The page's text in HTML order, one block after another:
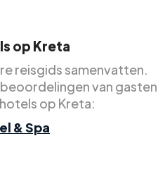
op Kreta
reisgids samenvatten.
van gasten
op Kreta:
& Spa